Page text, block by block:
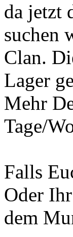
da jetzt
suchen
Clan.
Lager
Mehr
Tage/
Falls
Oder
dem